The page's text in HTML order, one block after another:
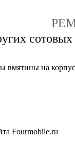
вмятины на
Fourmobile.ru